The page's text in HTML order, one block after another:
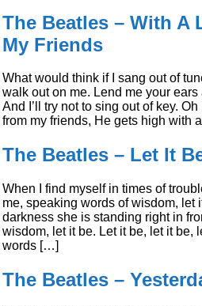
The Beatles – With A
My Friends
What would think if I sang out of
walk out on me. Lend me your ears
And I’ll try not to sing out of key.
from my friends, He gets high with
The Beatles – Let It
When I find myself in times of
me, speaking words of wisdom, let
darkness she is standing right in
wisdom, let it be. Let it be, let it be,
words […]
The Beatles –